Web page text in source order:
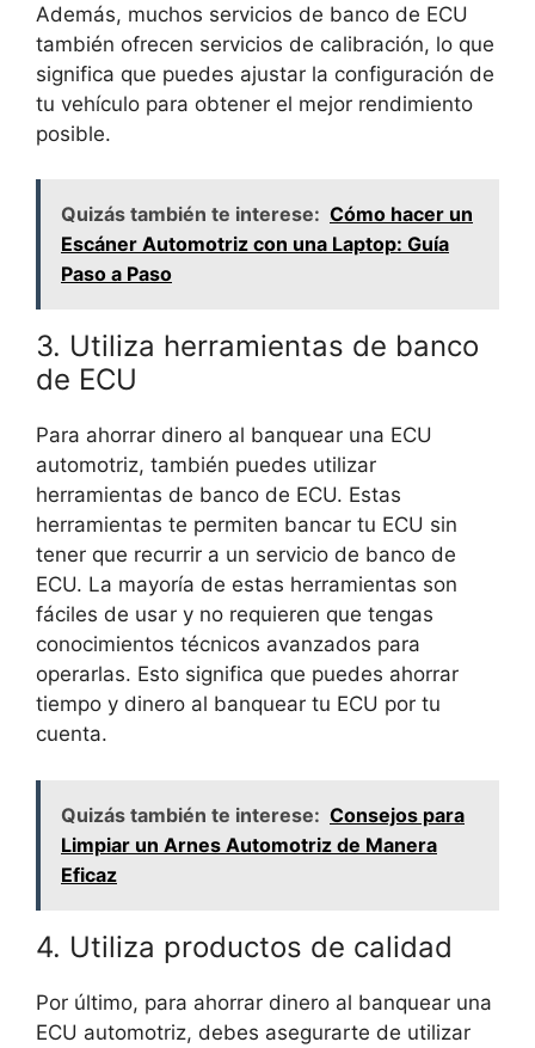
Además, muchos servicios de banco de ECU
también ofrecen servicios de calibración, lo que
significa que puedes ajustar la configuración de
tu vehículo para obtener el mejor rendimiento
posible.
Quizás también te interese: Cómo hacer un
Escáner Automotriz con una Laptop: Guía
Paso a Paso
3. Utiliza herramientas de banco
de ECU
Para ahorrar dinero al banquear una ECU
automotriz, también puedes utilizar
herramientas de banco de ECU. Estas
herramientas te permiten bancar tu ECU sin
tener que recurrir a un servicio de banco de
ECU. La mayoría de estas herramientas son
fáciles de usar y no requieren que tengas
conocimientos técnicos avanzados para
operarlas. Esto significa que puedes ahorrar
tiempo y dinero al banquear tu ECU por tu
cuenta.
Quizás también te interese: Consejos para
Limpiar un Arnes Automotriz de Manera
Eficaz
4. Utiliza productos de calidad
Por último, para ahorrar dinero al banquear una
ECU automotriz, debes asegurarte de utilizar